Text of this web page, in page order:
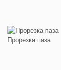
Прорезка паза